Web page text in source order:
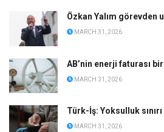
Özkan Yalım görevden
MARCH 31, 2026
AB’nin enerji faturası
MARCH 31, 2026
Türk-İş: Yoksulluk
MARCH 31, 2026